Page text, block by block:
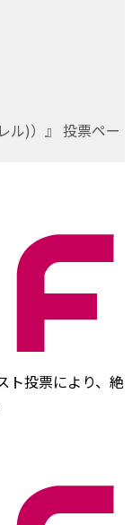
ル)）』 投票ペー
ト投票により、絶